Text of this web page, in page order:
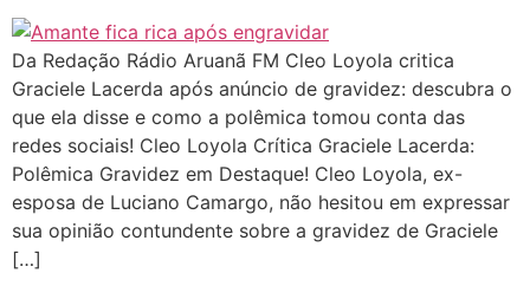
Da Redação Rádio Aruanã FM Cleo Loyola critica
Graciele Lacerda após anúncio de gravidez: descubra o
que ela disse e como a polêmica tomou conta das
redes sociais! Cleo Loyola Crítica Graciele Lacerda:
Polêmica Gravidez em Destaque! Cleo Loyola, ex-
esposa de Luciano Camargo, não hesitou em expressar
sua opinião contundente sobre a gravidez de Graciele
[…]